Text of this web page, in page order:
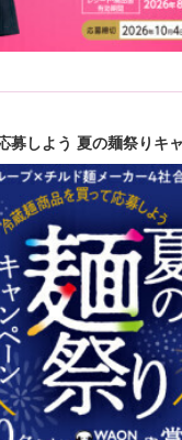
募しよう 夏の麺祭りキ